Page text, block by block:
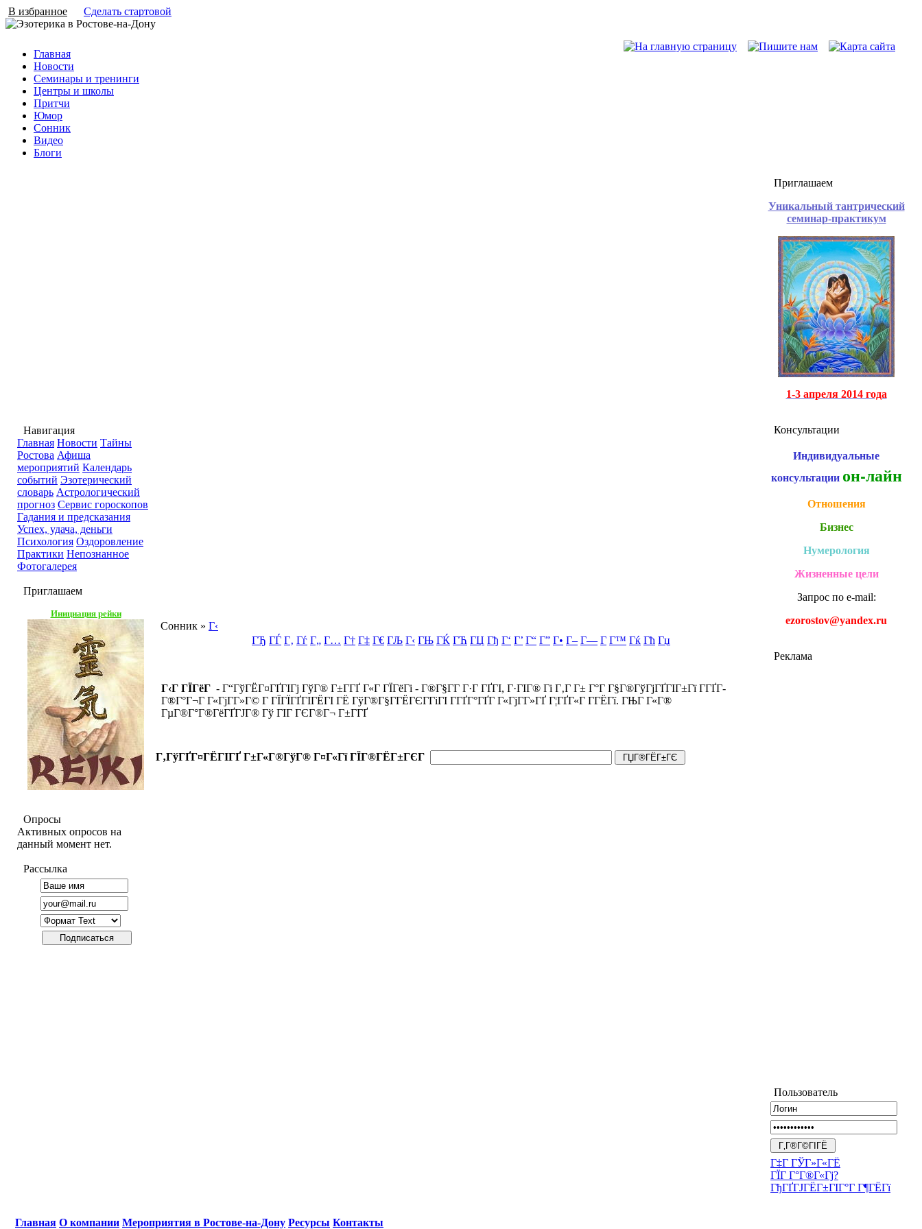
В избранное Сделать стартовой
Главная
Новости
Семинары и тренинги
Центры и школы
Притчи
Юмор
Сонник
Видео
Блоги
Навигация
Главная Новости Тайны
Ростова Афиша
мероприятий Календарь
событий Эзотерический
словарь Астрологический
прогноз Сервис гороскопов
Гадания и предсказания
Успех, удача, деньги
Психология Оздоровление
Практики Непознанное
Фотогалерея
Приглашаем
Инициация рейки
Опросы
Активных опросов на
данный момент нет.
Рассылка
Сонник » Г‹
ГЂ ГЃ Г‚ Гѓ Г„ Г… Г† Г‡ Г€ ГЉ Г‹ ГЊ ГЌ ГЋ ГЏ Гђ Г‘ Г’ Г“ Г” Г• Г– Г— Г Г™ Гќ Гћ Гџ
Г‹Г ГЇГёГ - Г“ГўГЁГ¤ГҐГІГј ГўГ® Г±Г­ГҐ Г«Г ГЇГёГі - Г®Г§Г­Г Г·Г ГҐГІ, Г·ГІГ® Гі Г‚Г Г± Г°Г Г§Г®ГўГјГҐГІГ±Гї Г­ГҐГ­
Г®Г°Г¬Г Г«ГјГ­Г»Г© Г ГЇГЇГҐГІГЁГІ ГЁ ГўГ®Г§Г­ГЁГЄГ­ГіГІ Г­ГҐГ°ГҐГ Г«ГјГ­Г»ГҐ Г¦ГҐГ«Г Г­ГЁГї. ГЊГ Г«Г®
ГµГ®Г°Г®ГёГҐГЈГ® Гў ГІГ ГЄГ®Г¬ Г±Г­ГҐ
Г‚ГўГҐГ¤ГЁГІГҐ Г±Г«Г®ГўГ® Г¤Г«Гї ГЇГ®ГЁГ±ГЄГ
Приглашаем
Уникальный тантрический
семинар-практикум
1-3 апреля 2014 года
Консультации
Индивидуальные
консультации он-лайн
Отношения
Бизнес
Нумерология
Жизненные цели
Запрос по e-mail:
ezorostov@yandex.ru
Реклама
Пользователь
Г‡Г ГЎГ»Г«ГЁ
ГЇГ Г°Г®Г«Гј?
ГђГҐГЈГЁГ±ГІГ°Г Г¶ГЁГї
Главная О компании Мероприятия в Ростове-на-Дону Ресурсы Контакты